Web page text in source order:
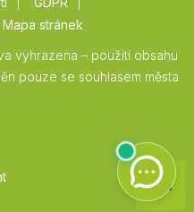
Mapa stránek
vyhrazena – použití obsahu
pouze se souhlasem města
Zpět
na